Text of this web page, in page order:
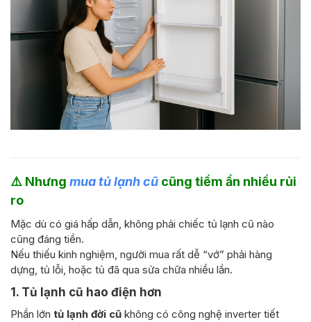
⚠️ Nhưng mua tủ lạnh cũ cũng tiềm ẩn nhiều rủi
ro
Mặc dù có giá hấp dẫn, không phải chiếc tủ lạnh cũ nào
cũng đáng tiền.
Nếu thiếu kinh nghiệm, người mua rất dễ “vớ” phải hàng
dựng, tủ lỗi, hoặc tủ đã qua sửa chữa nhiều lần.
1. Tủ lạnh cũ hao điện hơn
Phần lớn tủ lạnh đời cũ không có công nghệ inverter tiết